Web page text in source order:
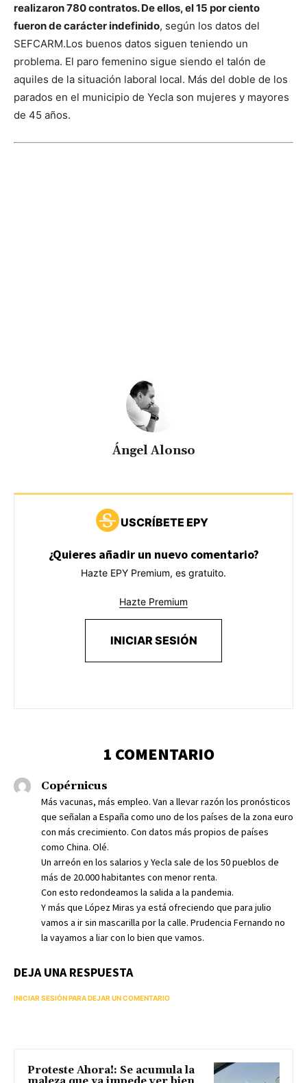
realizaron 780 contratos. De ellos, el 15 por ciento
fueron de carácter indefinido, según los datos del
SEFCARM.Los buenos datos siguen teniendo un
problema. El paro femenino sigue siendo el talón de
aquiles de la situación laboral local. Más del doble de los
parados en el municipio de Yecla son mujeres y mayores
de 45 años.
Ángel Alonso
USCRÍBETE EPY
¿Quieres añadir un nuevo comentario?
Hazte EPY Premium, es gratuito.
Hazte Premium
INICIAR SESIÓN
1 COMENTARIO
Copérnicus
Más vacunas, más empleo. Van a llevar razón los pronósticos
que señalan a España como uno de los países de la zona euro
con más crecimiento. Con datos más propios de países
como China. Olé.
Un arreón en los salarios y Yecla sale de los 50 pueblos de
más de 20.000 habitantes con menor renta.
Con esto redondeamos la salida a la pandemia.
Y más que López Miras ya está ofreciendo que para julio
vamos a ir sin mascarilla por la calle. Prudencia Fernando no
la vayamos a liar con lo bien que vamos.
DEJA UNA RESPUESTA
INICIAR SESIÓN PARA DEJAR UN COMENTARIO
Proteste Ahora!: Se acumula la